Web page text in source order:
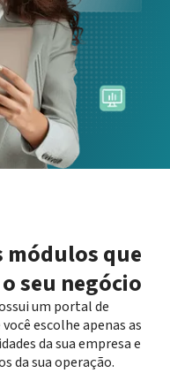
módulos que
seu negócio
um portal de
escolhe apenas as
da sua empresa e
da sua operação.